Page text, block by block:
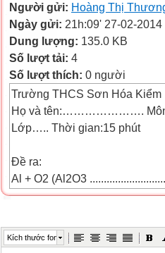
Người gửi: Hoàng Thị
Ngày gửi: 21h:09' 27-02-2014
Dung lượng: 135.0 KB
Số lượt tải: 4
Số lượt thích: 0 người
Trường THCS Sơn Hóa Kiểm
Họ và tên:………………….
Lớp….. Thời gian:15 phút
Đề ra:
Al + O2 (Al2O3
2. Fe + Cl2 (FeCl3
3. Fe2O3 +CO (Fe
Kích thước font